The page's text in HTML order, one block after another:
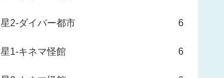
星2-ダイバー都市 6
星1-キネマ怪館 6